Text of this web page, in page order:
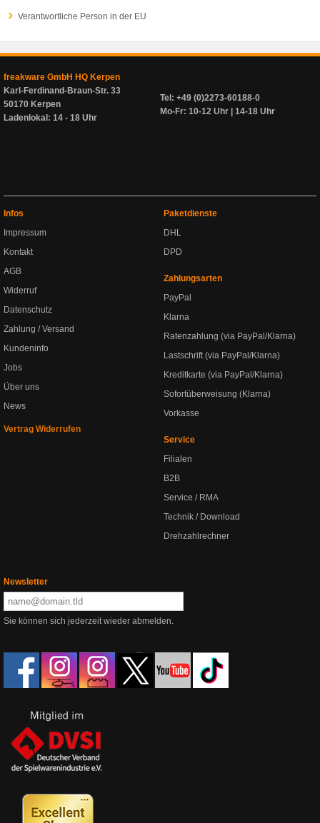
Verantwortliche Person in der EU
freakware GmbH HQ Kerpen
Karl-Ferdinand-Braun-Str. 33
50170 Kerpen
Ladenlokal: 14 - 18 Uhr
Tel: +49 (0)2273-60188-0
Mo-Fr: 10-12 Uhr | 14-18 Uhr
Infos
Impressum
Kontakt
AGB
Widerruf
Datenschutz
Zahlung / Versand
Kundeninfo
Jobs
Über uns
News
Vertrag Widerrufen
Paketdienste
DHL
DPD
Zahlungsarten
PayPal
Klarna
Ratenzahlung (via PayPal/Klarna)
Lastschrift (via PayPal/Klarna)
Kreditkarte (via PayPal/Klarna)
Sofortüberweisung (Klarna)
Vorkasse
Service
Filialen
B2B
Service / RMA
Technik / Download
Drehzahlrechner
Newsletter
Sie können sich jederzeit wieder abmelden.